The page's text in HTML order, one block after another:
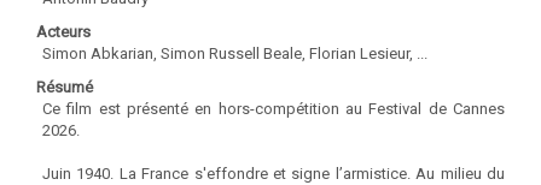
Acteurs
Simon Abkarian, Simon Russell Beale, Florian Lesieur, ...
Résumé
Ce film est présenté en hors-compétition au Festival de Cannes
2026.
Juin 1940. La France s'effondre et signe l’armistice. Au milieu du